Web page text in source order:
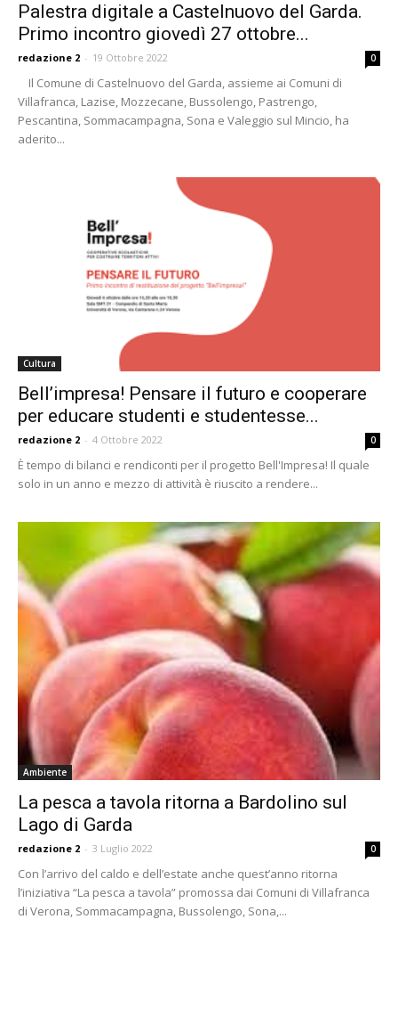
Palestra digitale a Castelnuovo del Garda.
Primo incontro giovedì 27 ottobre...
redazione 2 - 19 Ottobre 2022 0
Il Comune di Castelnuovo del Garda, assieme ai Comuni di
Villafranca, Lazise, Mozzecane, Bussolengo, Pastrengo,
Pescantina, Sommacampagna, Sona e Valeggio sul Mincio, ha
aderito...
Cultura
Bell’impresa! Pensare il futuro e cooperare
per educare studenti e studentesse...
redazione 2 - 4 Ottobre 2022 0
È tempo di bilanci e rendiconti per il progetto Bell'Impresa! Il quale
solo in un anno e mezzo di attività è riuscito a rendere...
Ambiente
La pesca a tavola ritorna a Bardolino sul
Lago di Garda
redazione 2 - 3 Luglio 2022 0
Con l’arrivo del caldo e dell’estate anche quest’anno ritorna
l’iniziativa “La pesca a tavola” promossa dai Comuni di Villafranca
di Verona, Sommacampagna, Bussolengo, Sona,...